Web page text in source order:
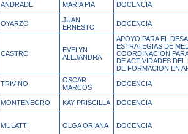
ANDRADE MARIA PIA DOCENCIA
OYARZO
JUAN
ERNESTO
DOCENCIA
CASTRO
EVELYN
ALEJANDRA
APOYO PARA EL
ESTRATEGIAS DE
COORDINACION
DE ACTIVIDADES
DE FORMACION EN
TRIVINO
OSCAR
MARCOS
DOCENCIA
MONTENEGRO KAY PRISCILLA DOCENCIA
MULATTI OLGA ORIANA DOCENCIA